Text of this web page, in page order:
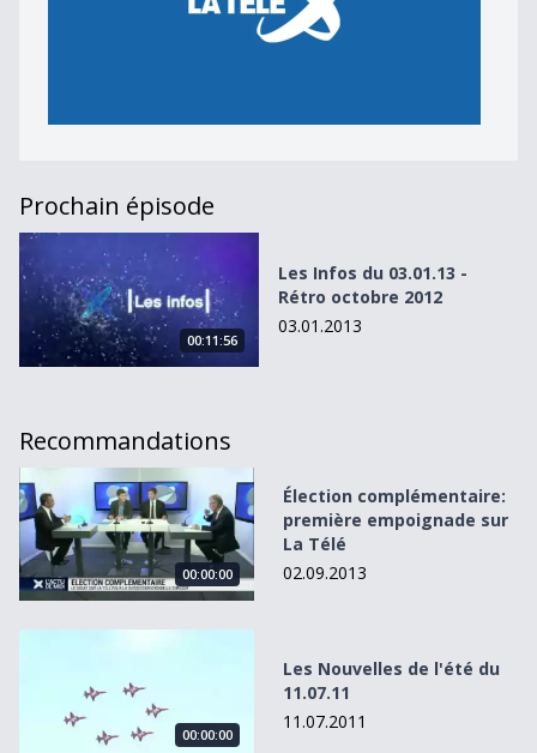
Prochain épisode
Les Infos du 03.01.13 - Rétro octobre 2012
00:11:56
Les Infos du 03.01.13 -
Rétro octobre 2012
03.01.2013
Recommandations
Élection complémentaire: première empoignade sur La
00:00:00
Élection complémentaire:
première empoignade sur
La Télé
02.09.2013
00:00:00
Les Nouvelles de l'été du
11.07.11
11.07.2011